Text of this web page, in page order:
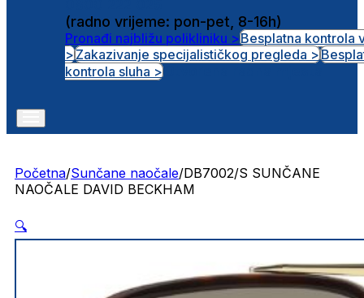
(radno vrijeme: pon-pet, 8-16h)
Pronađi najbližu polikliniku >Besplatna kontrola
>Zakazivanje specijalističkog pregleda >
kontrola sluha >
Početna/Sunčane naočale/DB7002/S SUNČANE
NAOČALE DAVID BECKHAM
🔍